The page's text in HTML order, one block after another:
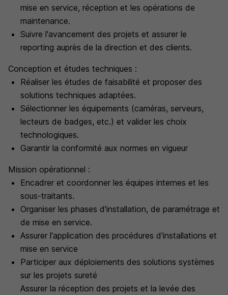
mise en service, réception et les opérations de
maintenance.
Suivre l'avancement des projets et assurer le
reporting auprès de la direction et des clients.
Conception et études techniques :
Réaliser les études de faisabilité et proposer des
solutions techniques adaptées.
Sélectionner les équipements (caméras, serveurs,
lecteurs de badges, etc.) et valider les choix
technologiques.
Garantir la conformité aux normes en vigueur
Mission opérationnel :
Encadrer et coordonner les équipes internes et les
sous-traitants.
Organiser les phases d'installation, de paramétrage et
de mise en service.
Assurer l'application des procédures d'installations et
mise en service
Participer aux déploiements des solutions systèmes
sur les projets sureté
Assurer la réception des projets et la levée des